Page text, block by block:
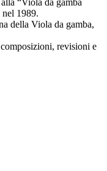
“Viola da gamba
1989.
della Viola da gamba,
revisioni e